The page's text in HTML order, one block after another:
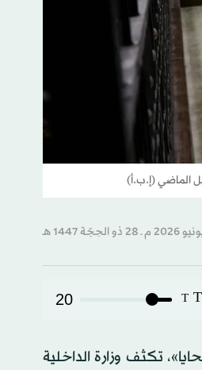
الماضي (إ.ب.أ)
T
T
20
تكثف وزارة الداخلية